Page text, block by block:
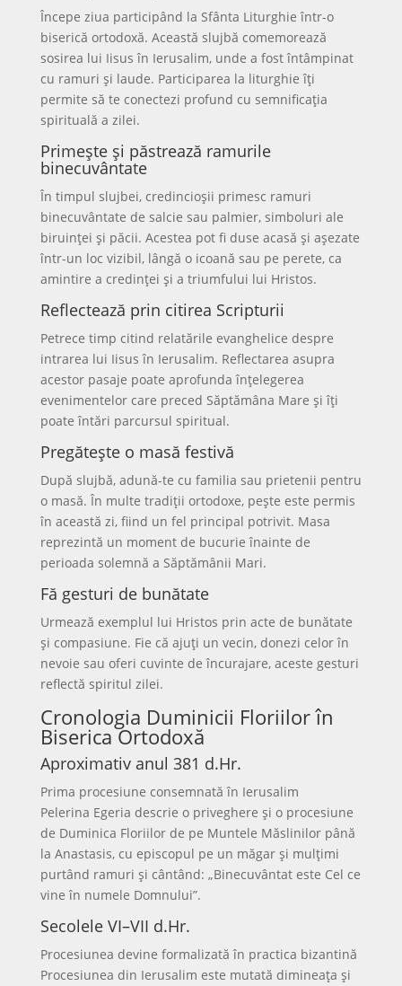
Începe ziua participând la Sfânta Liturghie într-o
biserică ortodoxă. Această slujbă comemorează
sosirea lui Iisus în Ierusalim, unde a fost întâmpinat
cu ramuri și laude. Participarea la liturghie îți
permite să te conectezi profund cu semnificația
spirituală a zilei.
Primește și păstrează ramurile
binecuvântate
În timpul slujbei, credincioșii primesc ramuri
binecuvântate de salcie sau palmier, simboluri ale
biruinței și păcii. Acestea pot fi duse acasă și așezate
într-un loc vizibil, lângă o icoană sau pe perete, ca
amintire a credinței și a triumfului lui Hristos.
Reflectează prin citirea Scripturii
Petrece timp citind relatările evanghelice despre
intrarea lui Iisus în Ierusalim. Reflectarea asupra
acestor pasaje poate aprofunda înțelegerea
evenimentelor care preced Săptămâna Mare și îți
poate întări parcursul spiritual.
Pregătește o masă festivă
După slujbă, adună-te cu familia sau prietenii pentru
o masă. În multe tradiții ortodoxe, pește este permis
în această zi, fiind un fel principal potrivit. Masa
reprezintă un moment de bucurie înainte de
perioada solemnă a Săptămânii Mari.
Fă gesturi de bunătate
Urmează exemplul lui Hristos prin acte de bunătate
și compasiune. Fie că ajuți un vecin, donezi celor în
nevoie sau oferi cuvinte de încurajare, aceste gesturi
reflectă spiritul zilei.
Cronologia Duminicii Floriilor în
Biserica Ortodoxă
Aproximativ anul 381 d.Hr.
Prima procesiune consemnată în Ierusalim
Pelerina Egeria descrie o priveghere și o procesiune
de Duminica Floriilor de pe Muntele Măslinilor până
la Anastasis, cu episcopul pe un măgar și mulțimi
purtând ramuri și cântând: „Binecuvântat este Cel ce
vine în numele Domnului”.
Secolele VI–VII d.Hr.
Procesiunea devine formalizată în practica bizantină
Procesiunea din Ierusalim este mutată dimineața și